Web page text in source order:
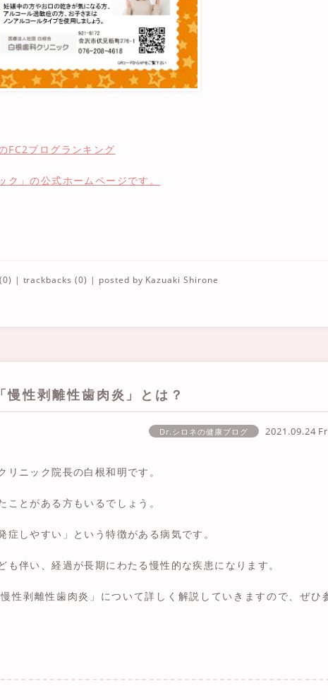
」の公式ホームページです。
| trackbacks (0) | posted by Kazuaki Shirone
性剥離性歯肉炎」とは？
Dr.シロネの健康ブログ 2021.09.24
ニック院長の白根和明です。
ことがある方もいるでしょう。
しやすい」という特徴がある病気です。
伴い、経過が長期にわたる慢性的な疾患になります。
性剥離性歯肉炎」について詳しく解説していきますので、ぜひ